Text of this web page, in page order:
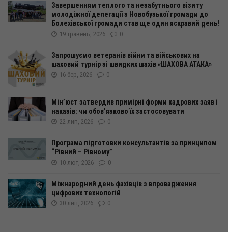
Завершенням теплого та незабутнього візиту
молодіжної делегації з Новобузької громади до
Болехівської громади став ще один яскравий день!
19 травень, 2026 0
Запрошуємо ветеранів війни та військових на
шаховий турнір зі швидких шахів «ШАХОВА АТАКА»
16 бер, 2026 0
Мін’юст затвердив примірні форми кадрових заяв і
наказів: чи обов’язково їх застосовувати
22 лип, 2026 0
Програма підготовки консультантів за принципом
“Рівний – Рівному”
10 лют, 2026 0
Міжнародний день фахівців з впровадження
цифрових технологій
30 лип, 2026 0